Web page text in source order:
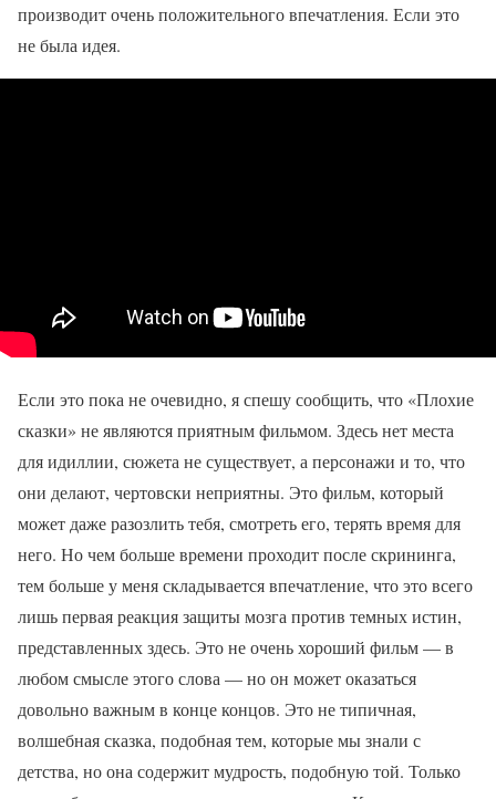
производит очень положительного впечатления. Если это
не была идея.
Если это пока не очевидно, я спешу сообщить, что «Плохие
сказки» не являются приятным фильмом. Здесь нет места
для идиллии, сюжета не существует, а персонажи и то, что
они делают, чертовски неприятны. Это фильм, который
может даже разозлить тебя, смотреть его, терять время для
него. Но чем больше времени проходит после скрининга,
тем больше у меня складывается впечатление, что это всего
лишь первая реакция защиты мозга против темных истин,
представленных здесь. Это не очень хороший фильм — в
любом смысле этого слова — но он может оказаться
довольно важным в конце концов. Это не типичная,
волшебная сказка, подобная тем, которые мы знали с
детства, но она содержит мудрость, подобную той. Только